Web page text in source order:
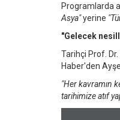
Programlarda
Asya"yerine
"Gelecek
Tarihçi Prof.
Haber'den
"Her kavramın
tarihimize atıf